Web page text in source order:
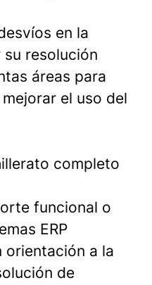
en la
resolución
áreas para
el uso del
completo
funcional o
ERP
a la
de